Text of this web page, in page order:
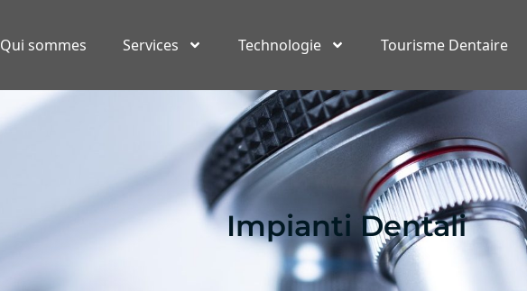
Qui sommes Services Technologie Tourisme Dentaire
Impianti Dentali